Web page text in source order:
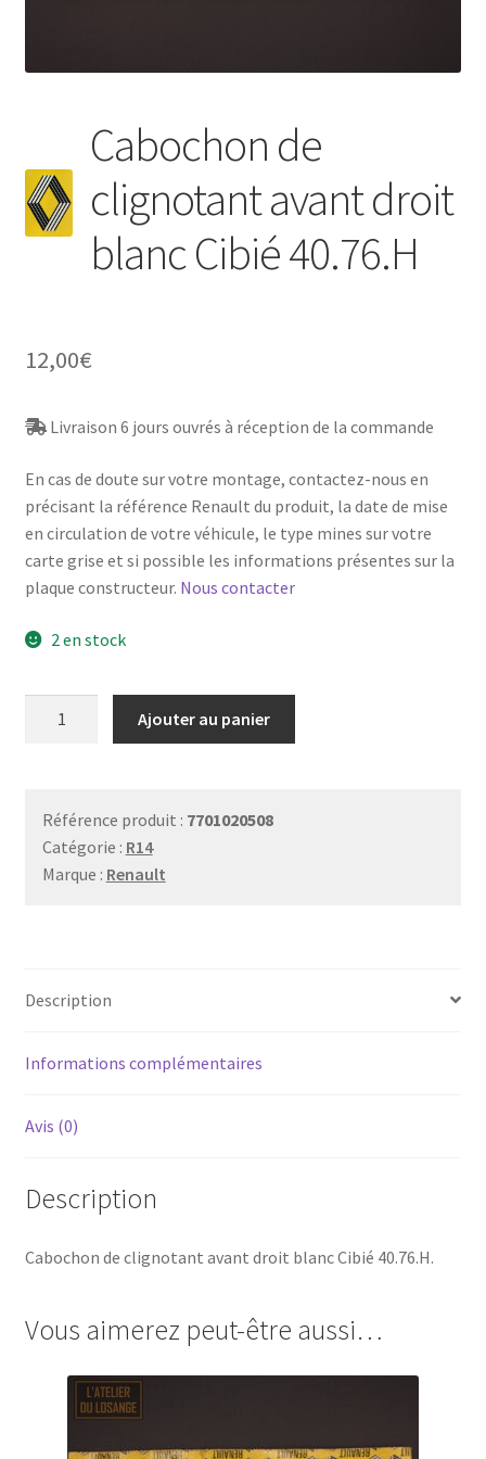
Cabochon de
clignotant avant droit
blanc Cibié 40.76.H
12,00€
Livraison 6 jours ouvrés à réception de la commande
En cas de doute sur votre montage, contactez-nous en
précisant la référence Renault du produit, la date de mise
en circulation de votre véhicule, le type mines sur votre
carte grise et si possible les informations présentes sur la
plaque constructeur. Nous contacter
2 en stock
clignotant
avant
droit
Ajouter au panier
Référence produit : 7701020508
Catégorie : R14
Marque : Renault
Description
Informations complémentaires
Avis (0)
Description
Cabochon de clignotant avant droit blanc Cibié 40.76.H.
Vous aimerez peut-être aussi…